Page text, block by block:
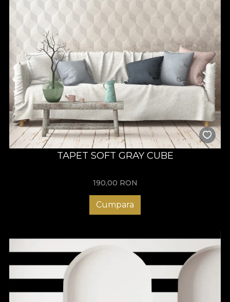
TAPET SOFT GRAY CUBE
190,00 RON
Cumpara